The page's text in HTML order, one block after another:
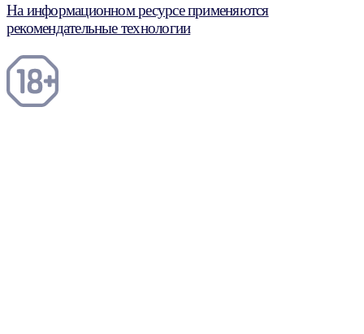
На информационном ресурсе применяются
рекомендательные технологии